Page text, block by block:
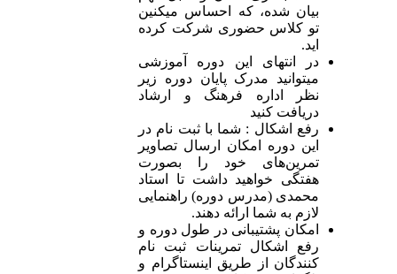
بیان شده، که احساس میکنین
تو‌ کلاس حضوری شرکت کرده
اید.
در انتهای این دوره آموزشی
میتوانید مدرک پایان دوره زیر
نظر اداره فرهنگ و ارشاد
دریافت کنید
رفع اشکال : شما با ثبت نام در
این دوره امکان ارسال تصاویر
تمرین‌های خود را بصورت
هفتگی خواهید داشت تا استاد
محمدی (مدرس دوره) راهنمایی
لازم به شما ارائه دهند.
امکان پشتیبانی در طول دوره و
رفع اشکال تمرینات ثبت نام
کنندگان از طریق اینستاگرام و